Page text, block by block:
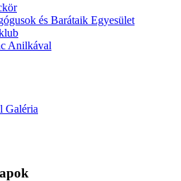
és Barátaik Egyesület
Anilkával
Galéria